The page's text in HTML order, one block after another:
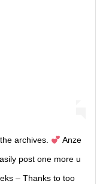
archives.
Anze
post one more u
– Thanks to too